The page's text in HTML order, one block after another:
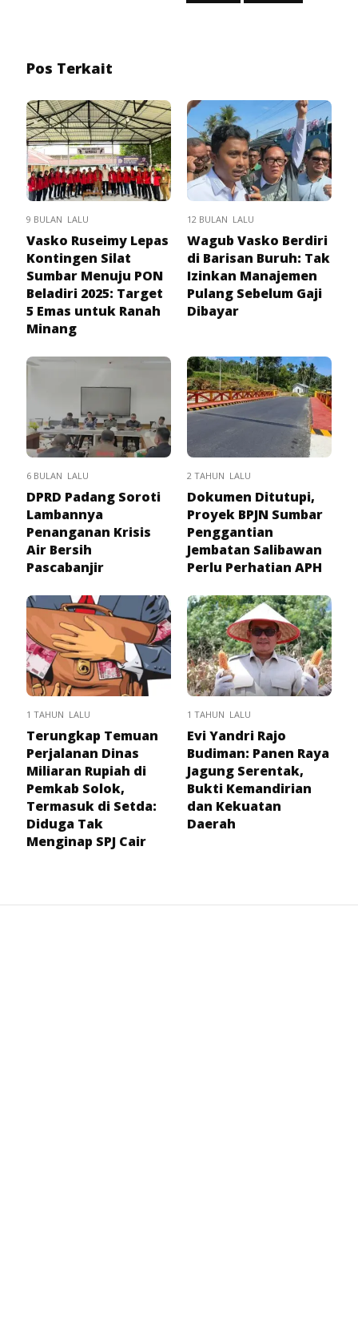
Pos Terkait
9 BULAN LALU
Vasko Ruseimy Lepas
Kontingen Silat
Sumbar Menuju PON
Beladiri 2025: Target
5 Emas untuk Ranah
Minang
12 BULAN LALU
Wagub Vasko Berdiri
di Barisan Buruh: Tak
Izinkan Manajemen
Pulang Sebelum Gaji
Dibayar
6 BULAN LALU
DPRD Padang Soroti
Lambannya
Penanganan Krisis
Air Bersih
Pascabanjir
2 TAHUN LALU
Dokumen Ditutupi,
Proyek BPJN Sumbar
Penggantian
Jembatan Salibawan
Perlu Perhatian APH
1 TAHUN LALU
Terungkap Temuan
Perjalanan Dinas
Miliaran Rupiah di
Pemkab Solok,
Termasuk di Setda:
Diduga Tak
Menginap SPJ Cair
1 TAHUN LALU
Evi Yandri Rajo
Budiman: Panen Raya
Jagung Serentak,
Bukti Kemandirian
dan Kekuatan
Daerah